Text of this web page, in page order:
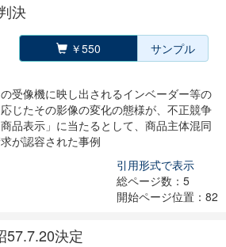
決
￥550 サンプル
受像機に映し出されるインベーダー等の
じたその影像の変化の態様が、不正競争
品表示」に当たるとして、商品主体混同
が認容された事例
引用形式で表示
総ページ数：5
開始ページ位置：82
57.7.20決定